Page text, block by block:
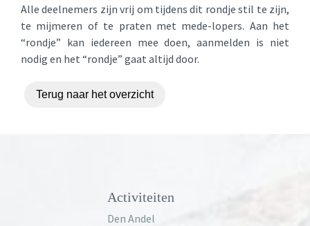
Alle deelnemers zijn vrij om tijdens dit rondje stil te zijn,
te mijmeren of te praten met mede-lopers. Aan het
“rondje” kan iedereen mee doen, aanmelden is niet
nodig en het “rondje” gaat altijd door.
Terug naar het overzicht
Activiteiten
Den Andel